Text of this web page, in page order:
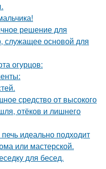
решение для
служащее основой для
огурцов:
средство от высокого
отёков и лишнего
идеально подходит
или мастерской.
для бесед.